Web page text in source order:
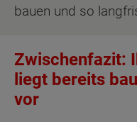
bauen und so
Zwischenfazit:
liegt bereits
vor